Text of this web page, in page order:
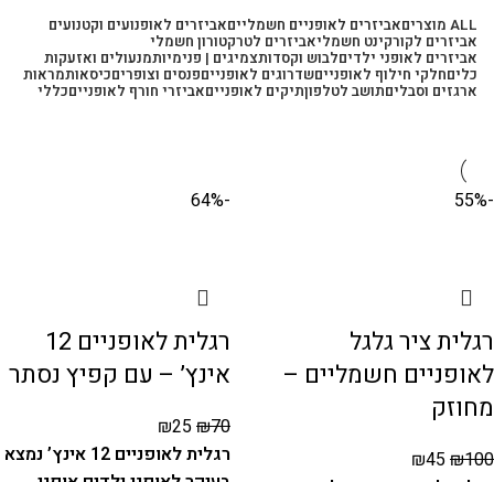
ALL מוצריםאביזרים לאופניים חשמלייםאביזרים לאופנועים וקטנועים
אביזרים לקורקינט חשמליאביזרים לטרקטורון חשמלי
אביזרים לאופני ילדיםלבוש וקסדותצמיגים | פנימיותמנעולים ואזעקות
כליםחלקי חילוף לאופנייםשדרוגים לאופנייםפנסים וצופריםכיסאותמראות
ארגזים וסבליםתושב לטלפוןתיקים לאופנייםאביזרי חורף לאופנייםכללי
-55%
רגלית ציר גלגל
לאופניים חשמליים –
מחוזק
₪100
₪45
-64%
רגלית לאופניים 12
אינץ’ – עם קפיץ נסתר
₪70
₪25
רגלית לאופניים 12 אינץ’ נמצא